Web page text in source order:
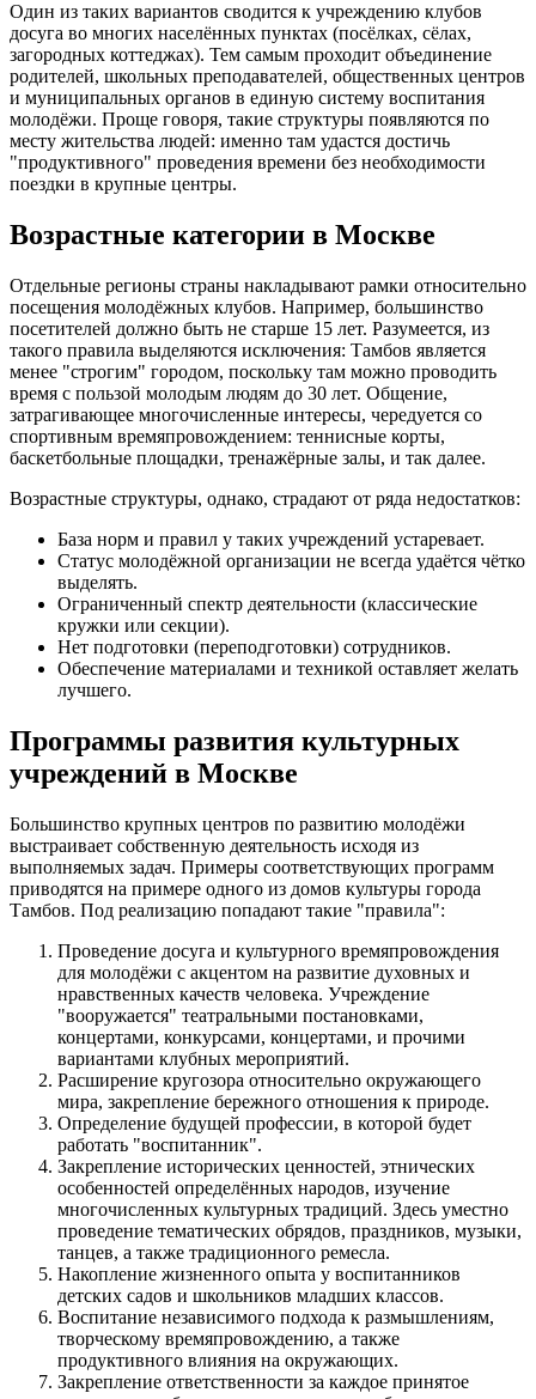
Один из таких вариантов сводится к учреждению клубов
досуга во многих населённых пунктах (посёлках, сёлах,
загородных коттеджах). Тем самым проходит объединение
родителей, школьных преподавателей, общественных центров
и муниципальных органов в единую систему воспитания
молодёжи. Проще говоря, такие структуры появляются по
месту жительства людей: именно там удастся достичь
"продуктивного" проведения времени без необходимости
поездки в крупные центры.
Возрастные категории в Москве
Отдельные регионы страны накладывают рамки относительно
посещения молодёжных клубов. Например, большинство
посетителей должно быть не старше 15 лет. Разумеется, из
такого правила выделяются исключения: Тамбов является
менее "строгим" городом, поскольку там можно проводить
время с пользой молодым людям до 30 лет. Общение,
затрагивающее многочисленные интересы, чередуется со
спортивным времяпровождением: теннисные корты,
баскетбольные площадки, тренажёрные залы, и так далее.
Возрастные структуры, однако, страдают от ряда недостатков:
База норм и правил у таких учреждений устаревает.
Статус молодёжной организации не всегда удаётся чётко
выделять.
Ограниченный спектр деятельности (классические
кружки или секции).
Нет подготовки (переподготовки) сотрудников.
Обеспечение материалами и техникой оставляет желать
лучшего.
Программы развития культурных
учреждений в Москве
Большинство крупных центров по развитию молодёжи
выстраивает собственную деятельность исходя из
выполняемых задач. Примеры соответствующих программ
приводятся на примере одного из домов культуры города
Тамбов. Под реализацию попадают такие "правила":
Проведение досуга и культурного времяпровождения
для молодёжи с акцентом на развитие духовных и
нравственных качеств человека. Учреждение
"вооружается" театральными постановками,
концертами, конкурсами, концертами, и прочими
вариантами клубных мероприятий.
Расширение кругозора относительно окружающего
мира, закрепление бережного отношения к природе.
Определение будущей профессии, в которой будет
работать "воспитанник".
Закрепление исторических ценностей, этнических
особенностей определённых народов, изучение
многочисленных культурных традиций. Здесь уместно
проведение тематических обрядов, праздников, музыки,
танцев, а также традиционного ремесла.
Накопление жизненного опыта у воспитанников
детских садов и школьников младших классов.
Воспитание независимого подхода к размышлениям,
творческому времяпровождению, а также
продуктивного влияния на окружающих.
Закрепление ответственности за каждое принятое